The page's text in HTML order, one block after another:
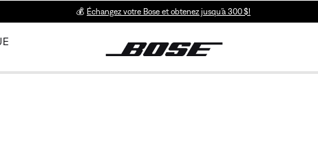
💰 Échangez votre Bose et obtenez jusqu’à 300 $!